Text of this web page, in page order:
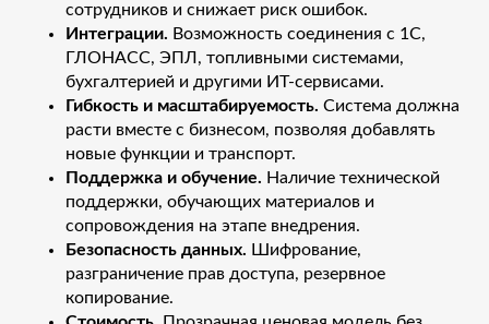
сотрудников и снижает риск ошибок.
Интеграции. Возможность соединения с 1С,
ГЛОНАСС, ЭПЛ, топливными системами,
бухгалтерией и другими ИТ-сервисами.
Гибкость и масштабируемость. Система должна
расти вместе с бизнесом, позволяя добавлять
новые функции и транспорт.
Поддержка и обучение. Наличие технической
поддержки, обучающих материалов и
сопровождения на этапе внедрения.
Безопасность данных. Шифрование,
разграничение прав доступа, резервное
копирование.